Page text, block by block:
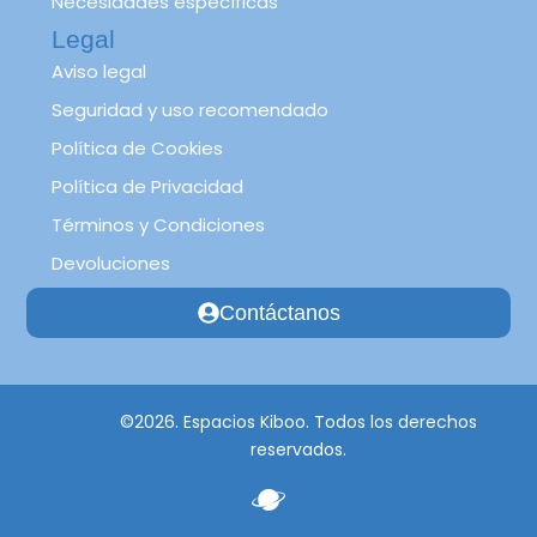
Legal
Aviso legal
Seguridad y uso recomendado
Política de Cookies
Política de Privacidad
Términos y Condiciones
Devoluciones
Contáctanos
©2026. Espacios Kiboo. Todos los derechos
reservados.